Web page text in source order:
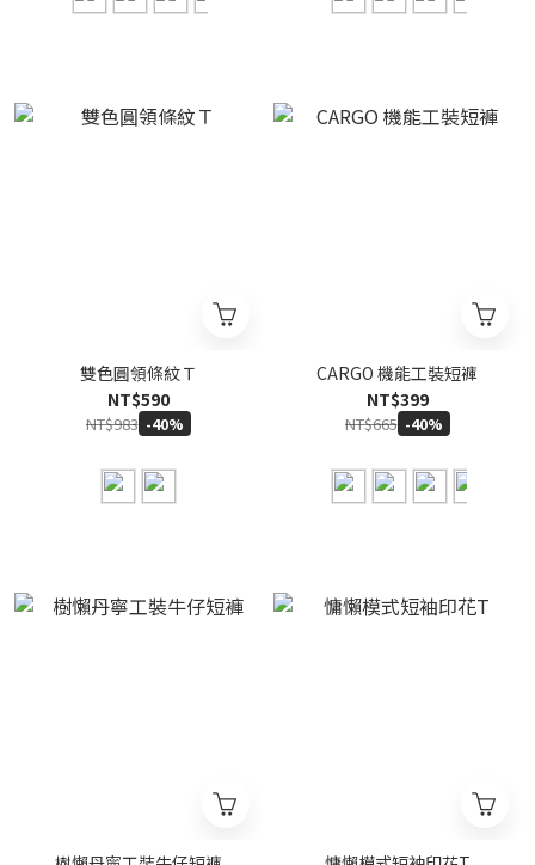
雙色圓領條紋Ｔ
NT$590
NT$983 -40%
CARGO 機能工裝短褲
NT$399
NT$665 -40%